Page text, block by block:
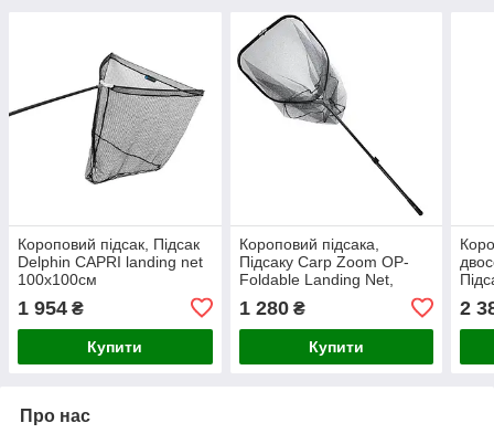
Короповий підсак, Підсак
Delphin CAPRI landing net
100x100см
1 954 ₴
Купити
Короповий підсака,
Підсаку Carp Zoom OP-
Foldable Landing Net,
1 280₴
Купити
2
Про нас